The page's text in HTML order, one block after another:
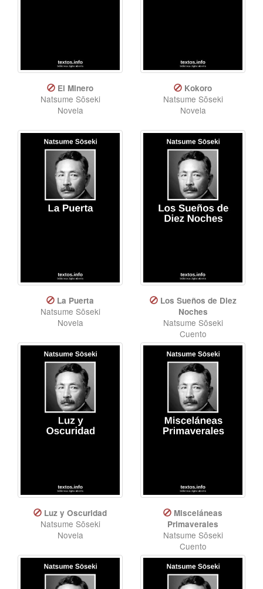
El Minero
Natsume Sōseki
Novela
Kokoro
Natsume Sōseki
Novela
La Puerta
Natsume Sōseki
Novela
Los Sueños de Diez
Noches
Natsume Sōseki
Cuento
Luz y Oscuridad
Natsume Sōseki
Novela
Misceláneas
Primaverales
Natsume Sōseki
Cuento